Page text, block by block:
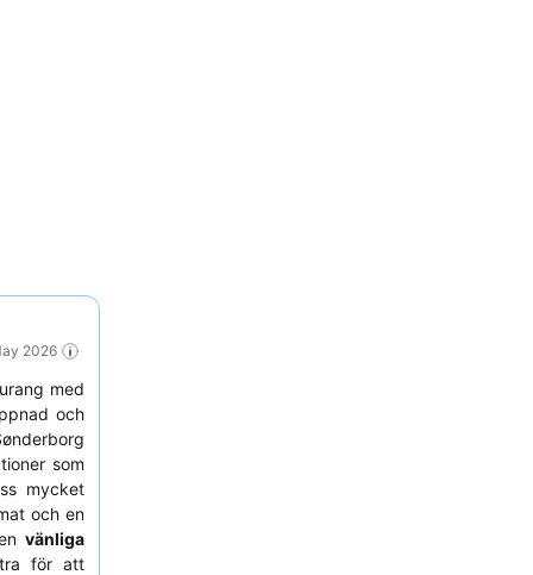
2026
med
och
som
mycket
och en
vänliga
för att